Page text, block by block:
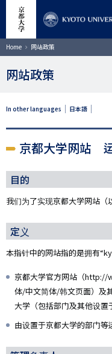
主
要
容
网站
Home 网站政策
网站政策
In other languages 日本語
京都大学网站
目的
我们为了实现京都大学网站（
定义
本指针中的网站指的是拥有
京都大学官方网站（
体/中文简体/韩文页面）及
大学（包括部门及其他设置
由设置于京都大学的部门等